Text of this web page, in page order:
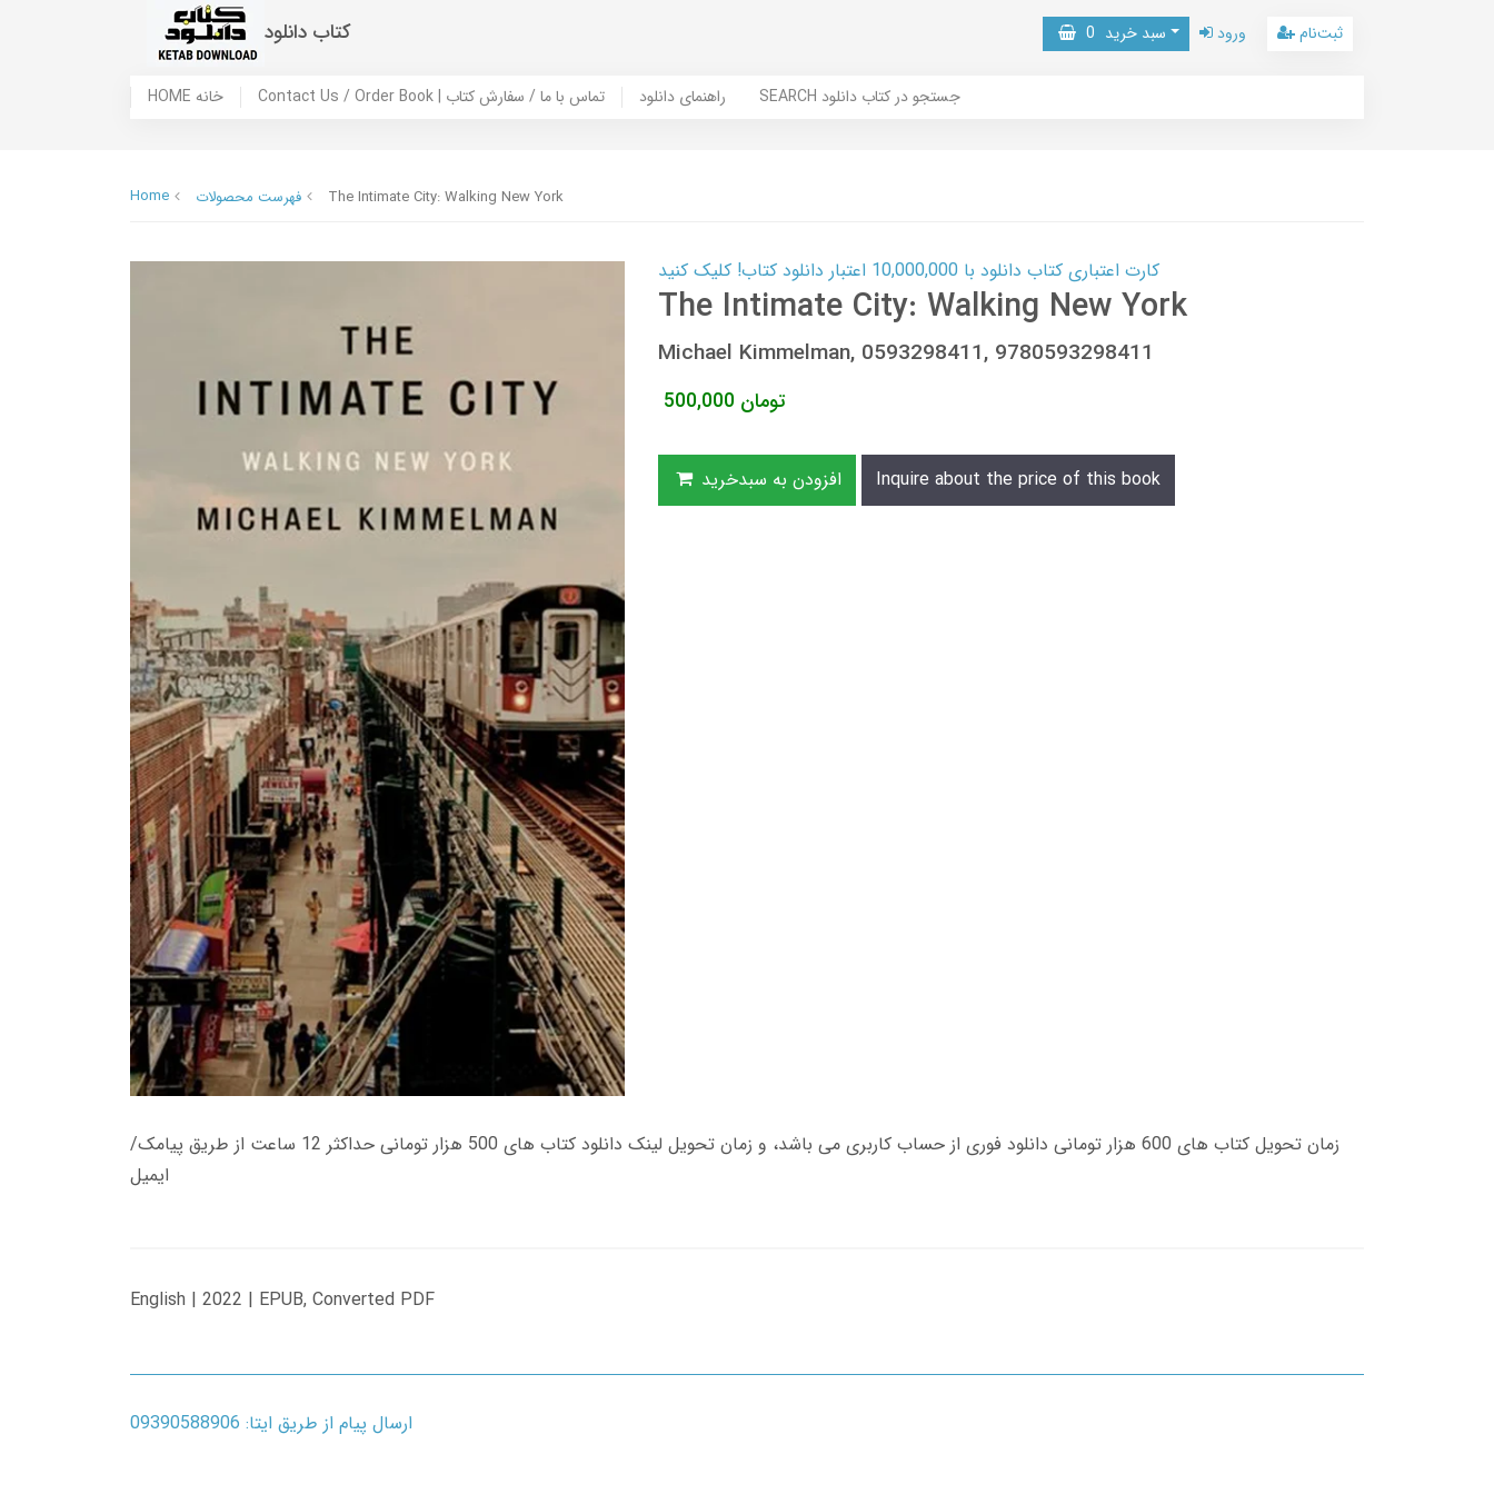
کتاب دانلود سبد خرید 0 ورود ثبت‌نام
HOME خانه Contact Us / Order Book | تماس با ما / سفارش کتاب راهنمای دانلود SEARCH جستجو در کتاب دانلود
Home فهرست محصولات The Intimate City: Walking New York
کارت اعتباری کتاب دانلود با 10,000,000 اعتبار دانلود کتاب! کلیک کنید
The Intimate City: Walking New York
Michael Kimmelman, 0593298411, 9780593298411
500,000 تومان
افزودن به سبدخرید Inquire about the price of this book
زمان تحویل کتاب های 600 هزار تومانی دانلود فوری از حساب کاربری می باشد، و زمان تحویل لینک دانلود کتاب های 500 هزار تومانی حداکثر 12 ساعت از طریق پیامک/
ایمیل
English | 2022 | EPUB, Converted PDF
ارسال پیام از طریق ایتا: 09390588906